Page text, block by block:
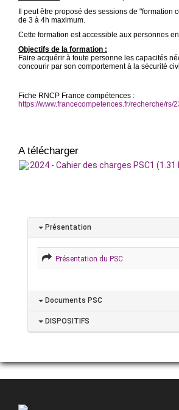
Il peut être proposé des sessions de "formation
de 3 à 4h maximum.
Cette formation est accessible aux personnes
Objectifs de la formation :
Faire acquérir à toute personne les capacités
concourir par son comportement à la sécurité
Fiche RNCP France compétences :
https://www.francecompetences.fr/recherche/rs/
A télécharger
2024 - Cahier des charges PSC1 (1.31
Présentation
Présentation du PSC
Documents PSC
DISPOSITIFS